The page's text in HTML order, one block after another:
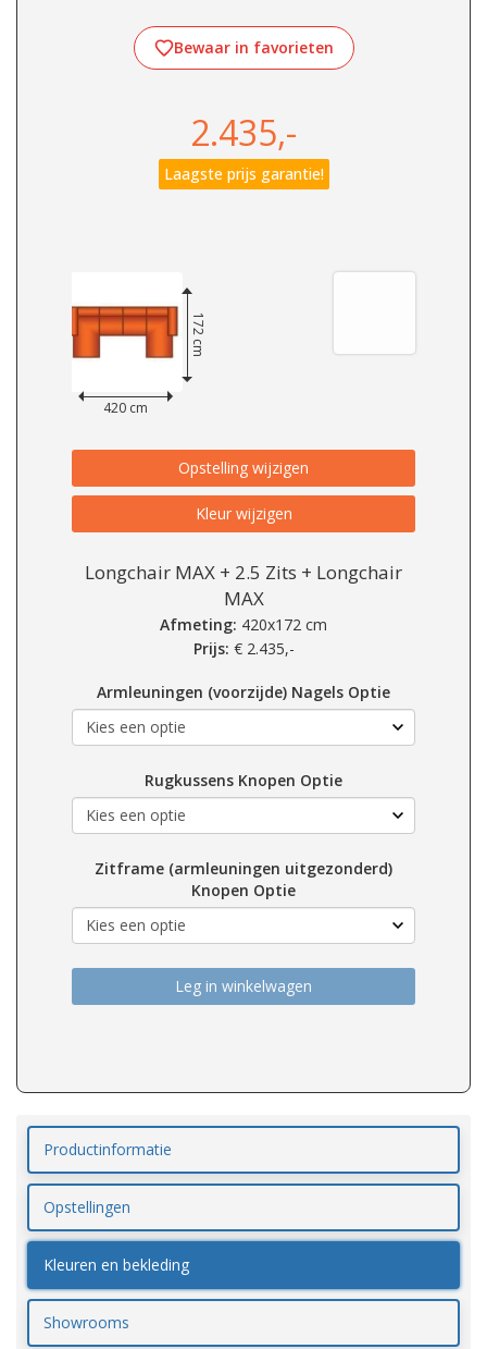
Bewaar in favorieten
2.435,-
Laagste prijs garantie!
420 cm
172 cm
Opstelling wijzigen
Kleur wijzigen
Longchair MAX + 2.5 Zits + Longchair
MAX
Afmeting: 420x172 cm
Prijs: € 2.435,-
Armleuningen (voorzijde) Nagels Optie
Rugkussens Knopen Optie
Zitframe (armleuningen uitgezonderd)
Knopen Optie
Leg in winkelwagen
Productinformatie
Opstellingen
Kleuren en bekleding
Showrooms